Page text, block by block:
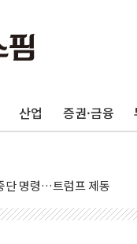
산업 증권·금융
9월 동결 전망 우세
정' 체결… 이스라엘·이란
단 명령…트럼프 제동
1주일 이상 '올스톱'… 美